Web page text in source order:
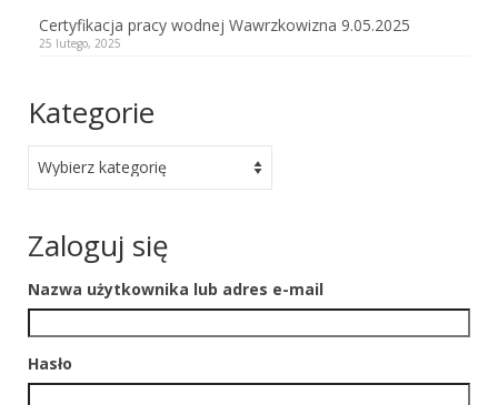
Dane Kontaktowe
Pozostałe sekcje: + 48535351934; +48
60858333
e-mail: terranova.nowofundland@gmail.com
Galeria
Facebook
Certyfikacja pracy wodnej Wawrzkowizna 9.05.2025
25 lutego, 2025
Kategorie
Zaloguj się
Nazwa użytkownika lub adres e-mail
Hasło